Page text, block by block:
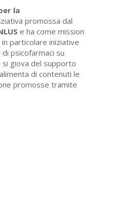
la
promossa dal
e ha come mission
particolare iniziative
psicofarmaci su
si giova del supporto
di contenuti le
promosse tramite